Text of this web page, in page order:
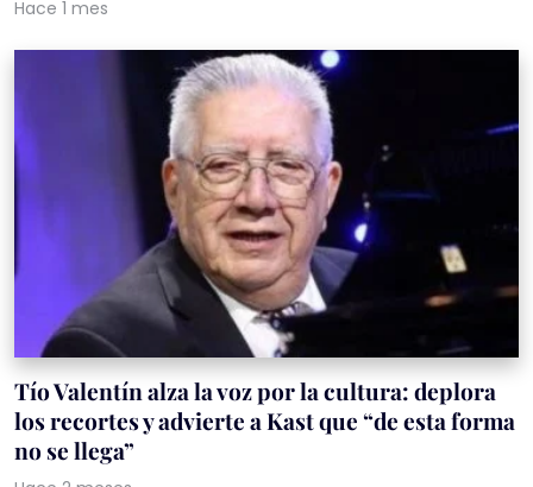
Hace 1 mes
Tío Valentín alza la voz por la cultura: deplora
los recortes y advierte a Kast que “de esta forma
no se llega”